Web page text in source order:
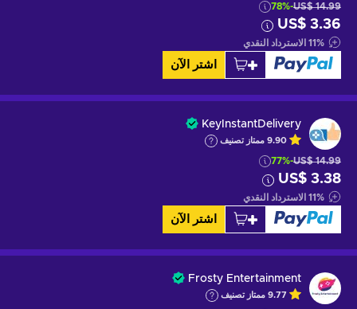
US$ 14.99
-78%
US$ 3.36
11% الاسترداد النقدي
اشتر الآن
KeyInstantDelivery
9.90 ممتاز تصنيف
US$ 14.99
-77%
US$ 3.38
11% الاسترداد النقدي
اشتر الآن
Frosty Entertainment
9.77 ممتاز تصنيف